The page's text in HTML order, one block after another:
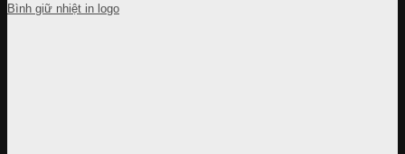
Bình giữ nhiệt in logo